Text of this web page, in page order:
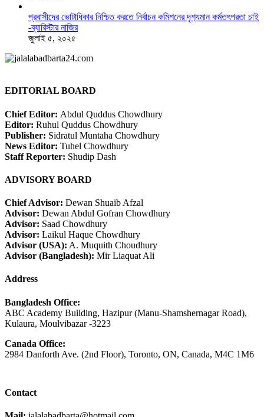
প্রবাসীদের ভোটাধিকার নিশ্চিত করতে নির্বাচন কমিশনের দৃশ‍্যমান কর্মতৎপরতা চাই
-ব্যারিস্টার নাজির
জুলাই ৫, ২০২৫
EDITORIAL BOARD
Chief Editor: Abdul Quddus Chowdhury
Editor: Ruhul Quddus Chowdhury
Publisher: Sidratul Muntaha Chowdhury
News Editor: Tuhel Chowdhury
Staff Reporter: Shudip Dash
ADVISORY BOARD
Chief Advisor: Dewan Shuaib Afzal
Advisor: Dewan Abdul Gofran Chowdhury
Advisor: Saad Chowdhury
Advisor: Laikul Haque Chowdhury
Advisor (USA): A. Muquith Choudhury
Advisor (Bangladesh): Mir Liaquat Ali
Address
Bangladesh Office:
ABC Academy Building, Hazipur (Manu-Shamshernagar Road),
Kulaura, Moulvibazar -3223
Canada Office:
2984 Danforth Ave. (2nd Floor), Toronto, ON, Canada, M4C 1M6
Contact